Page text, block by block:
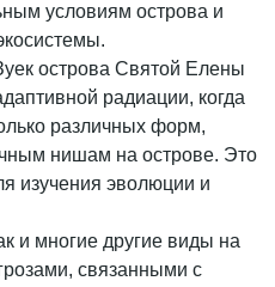
условиям острова и
острова Святой Елены
радиации, когда
различных форм,
нишам на острове. Это
изучения эволюции и
и многие другие виды на
связанными с